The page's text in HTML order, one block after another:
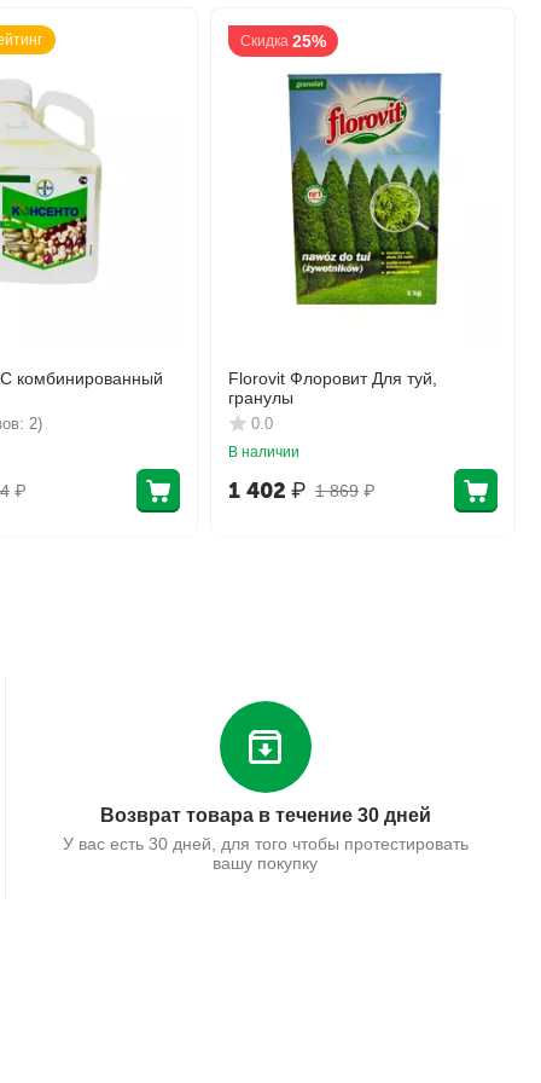
комбинированный
2)
₽
Скидка 25%
Florovit Флоровит Для туй,
гранулы
0.0
В наличии
1 869 ₽
1 402 ₽
Возврат товара в течение 30 дней
У вас есть 30 дней, для того чтобы протестировать
вашу покупку